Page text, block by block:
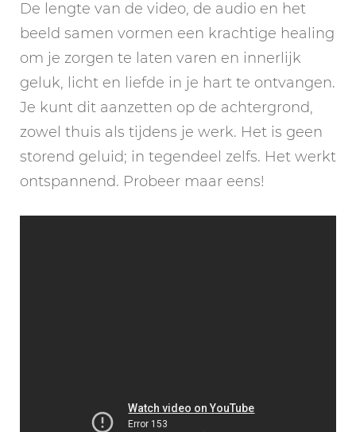
De lengte van de video, de audio en het
beeld samen vormen een krachtige healing
om je zorgen te laten varen en innerlijk
geluk, licht en liefde in je hart te ontvangen.
Je kunt dit aanzetten op de achtergrond,
zowel thuis als tijdens je werk. Het is geen
storend geluid; in tegendeel zelfs. Het werkt
ontspannend. Probeer maar eens!